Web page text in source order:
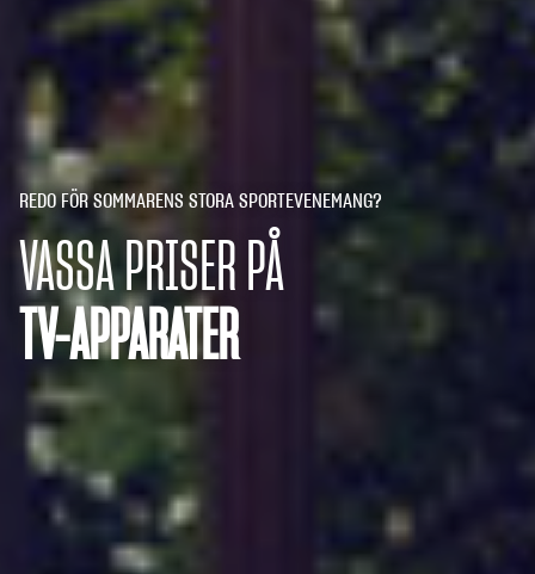
REDO FÖR SOMMARENS STORA SPORTEVENEMANG?
VASSA PRISER PÅ
TV-APPARATER